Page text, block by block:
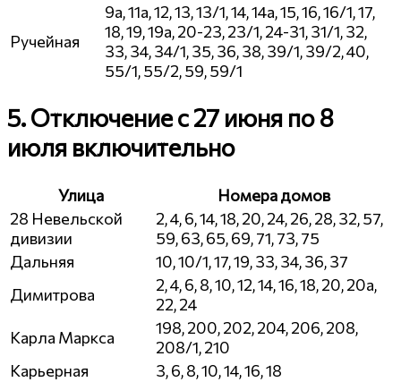
Ручейная
9а, 11а, 12, 13, 13/1, 14, 14а, 15, 16, 16/1, 17,
18, 19, 19а, 20-23, 23/1, 24-31, 31/1, 32,
33, 34, 34/1, 35, 36, 38, 39/1, 39/2, 40,
55/1, 55/2, 59, 59/1
5. Отключение с 27 июня по 8
июля включительно
Улица
Номера домов
28 Невельской
дивизии
2, 4, 6, 14, 18, 20, 24, 26, 28, 32, 57,
59, 63, 65, 69, 71, 73, 75
Дальняя
10, 10/1, 17, 19, 33, 34, 36, 37
Димитрова
2, 4, 6, 8, 10, 12, 14, 16, 18, 20, 20а,
22, 24
Карла Маркса
198, 200, 202, 204, 206, 208,
208/1, 210
Карьерная
3, 6, 8, 10, 14, 16, 18